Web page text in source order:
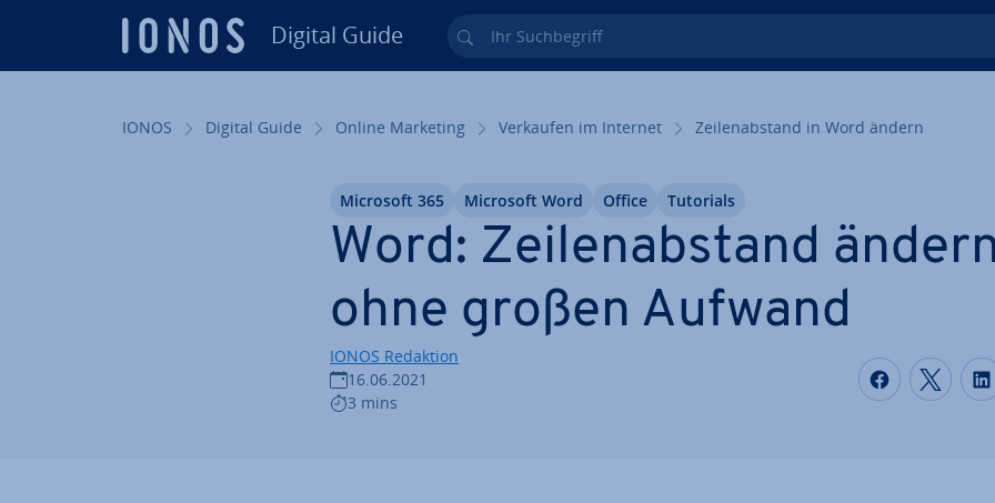
Digital Guide Ihr Such­be­griff
IONOS Digital Guide Online Marketing Verkaufen im Internet Zei­len­ab­stand in Word ändern
Word: Zei­len­ab­stand
ohne großen Aufwand
IONOS Redaktion
16.06.2021
3 mins
Auf Auf
Microsoft 365 Microsoft Word Office Tutorials